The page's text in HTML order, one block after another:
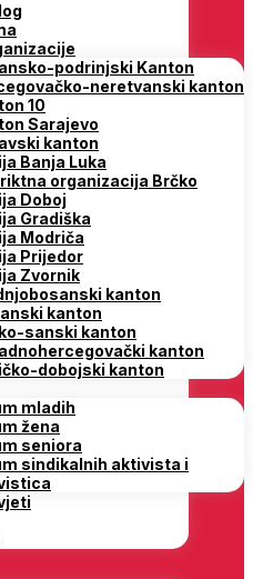
podrinjski Kanton
neretvanski kanton
10
Sarajevo
kanton
Banja Luka
organizacija Brčko
Doboj
Gradiška
Modriča
Prijedor
Zvornik
kanton
kanton
sanski kanton
kanton
dobojski kanton
mladih
žena
seniora
sindikalnih aktivista i